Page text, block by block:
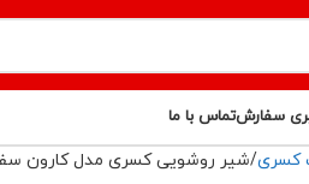
سفارشتماس با ما
کسری شیر روشویی کسری مدل کارون